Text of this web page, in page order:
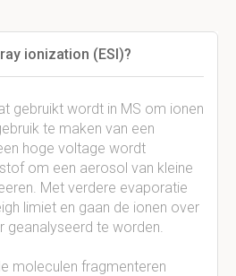
ionization (ESI)?
gebruikt wordt in MS om ionen
te maken van een
hoge voltage wordt
om een aerosol van kleine
Met verdere evaporatie
limiet en gaan de ionen over
geanalyseerd te worden.
moleculen fragmenteren